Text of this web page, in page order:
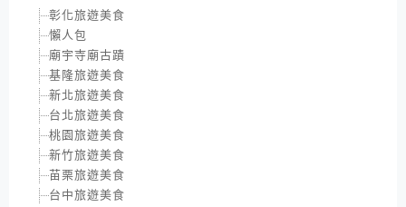
彰化旅遊美食
懶人包
廟宇寺廟古蹟
基隆旅遊美食
新北旅遊美食
台北旅遊美食
桃園旅遊美食
新竹旅遊美食
苗栗旅遊美食
台中旅遊美食